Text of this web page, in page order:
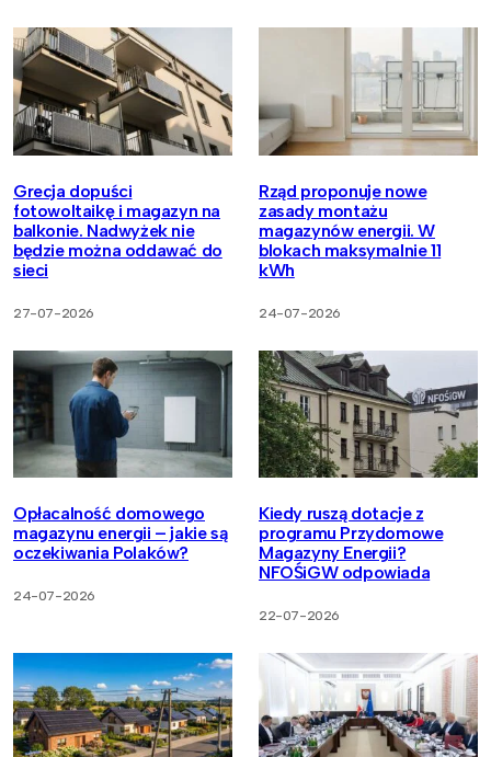
Grecja dopuści
fotowoltaikę i magazyn na
balkonie. Nadwyżek nie
będzie można oddawać do
sieci
27-07-2026
Rząd proponuje nowe
zasady montażu
magazynów energii. W
blokach maksymalnie 11
kWh
24-07-2026
Opłacalność domowego
magazynu energii – jakie są
oczekiwania Polaków?
24-07-2026
Kiedy ruszą dotacje z
programu Przydomowe
Magazyny Energii?
NFOŚiGW odpowiada
22-07-2026